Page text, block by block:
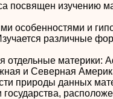
посвящен изучению
особенностями и
различные
отдельные материки:
и Северная
природы данных
государства,